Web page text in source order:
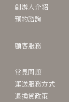
創辦人介紹
預約諮詢
顧客服務
常見問題
運送服務方式
退換貨政策